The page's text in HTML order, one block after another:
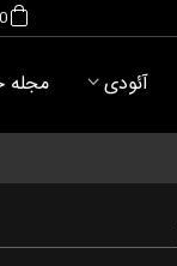
0
آئودی مجله